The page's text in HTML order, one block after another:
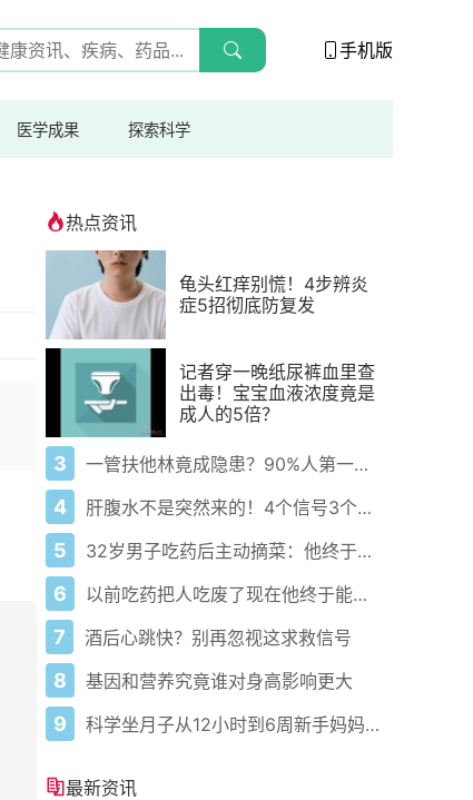
手机版
医学成果 探索科学
热点资讯
龟头红痒别慌！4步辨炎
症5招彻底防复发
记者穿一晚纸尿裤血里查
出毒！宝宝血液浓度竟是
成人的5倍？
3 一管扶他林竟成隐患？90%人第一步就错了！
4 肝腹水不是突然来的！4个信号3个管理要点别等肚子鼓起来
5 32岁男子吃药后主动摘菜：他终于活过来了？
6 以前吃药把人吃废了现在他终于能好起来了
7 酒后心跳快？别再忽视这求救信号
8 基因和营养究竟谁对身高影响更大
9 科学坐月子从12小时到6周新手妈妈必藏护理攻略
最新资讯